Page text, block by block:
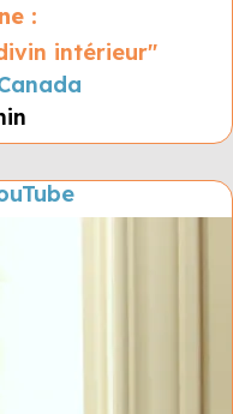
:
intérieur"